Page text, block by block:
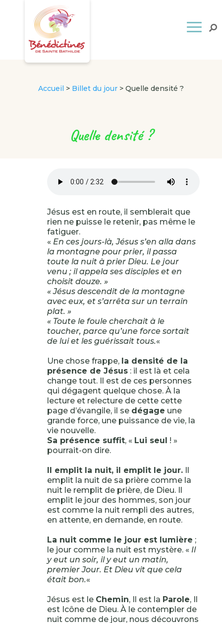
Accueil > Billet du jour> Quelle densité ?
Quelle densité ?
Jésus est en route, il semblerait que
rien ne puisse le retenir, pas même le
fatiguer.
« En ces jours-là, Jésus s’en alla dans
la montagne pour prier, il passa
toute la nuit à prier Dieu. Le jour
venu ; il appela ses disciples et en
choisit douze. »
« Jésus descendit de la montagne
avec eux, et s’arrêta sur un terrain
plat. »
« Toute le foule cherchait à le
toucher, parce qu’une force sortait
de lui et les guérissait tous.«
Une chose frappe, la densité de la
présence de Jésus: il est là et cela
change tout. Il est de ces personnes
qui dégagent quelque chose. À la
lecture et relecture de cette cette
page d’évangile, il se dégage une
grande force, une puissance de vie, la
vie nouvelle.
Sa présence suffit, « Lui seul ! »
pourrait-on dire.
Il emplit la nuit, il emplit le jour.Il
emplit la nuit de sa prière comme la
nuit le remplit de prière, de Dieu. Il
emplit le jour des hommes, son jour
est comme la nuit rempli des autres,
en attente, en demande, en route.
La nuit comme le jour est lumière ;
le jour comme la nuit est mystère. « Il
y eut un soir, il y eut un matin,
premier Jour. Et Dieu vit que cela
était bon.«
Jésus est le Chemin, Il est la Parole, Il
est Icône de Dieu. À le contempler de
nuit comme de jour, nous découvrons